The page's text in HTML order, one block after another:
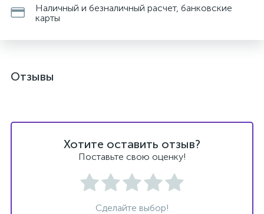
Наличный и безналичный расчет, банковские
карты
Отзывы
Хотите оставить отзыв?
Поставьте свою оценку!
Сделайте выбор!